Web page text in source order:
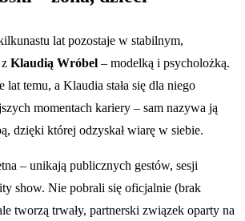
lat pozostaje w stabilnym,
Klaudią Wróbel – modelką i psycholożką.
lat temu, a Klaudia stała się dla niego
momentach kariery – sam nazywa ją
dzięki której odzyskał wiarę w siebie.
– unikają publicznych gestów, sesji
show. Nie pobrali się oficjalnie (brak
tworzą trwały, partnerski związek oparty na